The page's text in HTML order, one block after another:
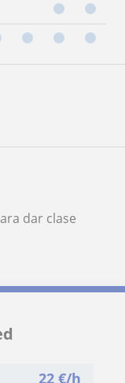
dar clase
22 €/h